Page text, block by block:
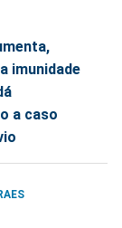
imunidade
a caso